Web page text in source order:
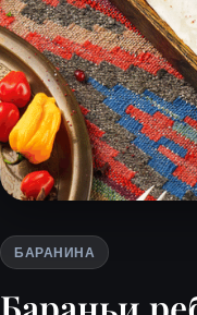
БАРАНИНА